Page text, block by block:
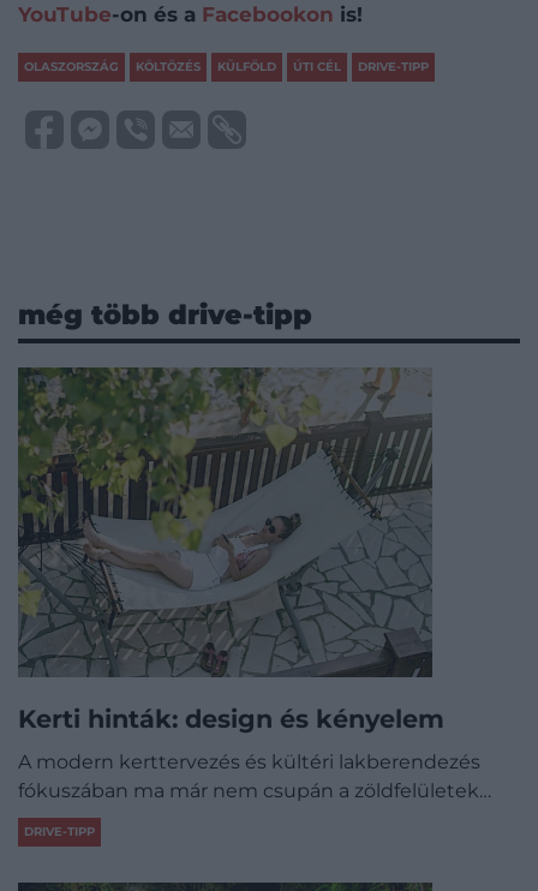
YouTube-on és a Facebookon is!
OLASZORSZÁG KÖLTÖZÉS KÜLFÖLD ÚTI CÉL DRIVE-TIPP
még több drive-tipp
Kerti hinták: design és kényelem
A modern kerttervezés és kültéri lakberendezés
fókuszában ma már nem csupán a zöldfelületek…
DRIVE-TIPP